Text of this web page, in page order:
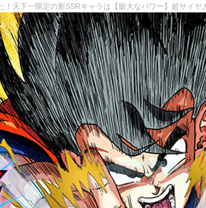
！天下一限定の新SSRキャラは【膨大なパワー】超サイ